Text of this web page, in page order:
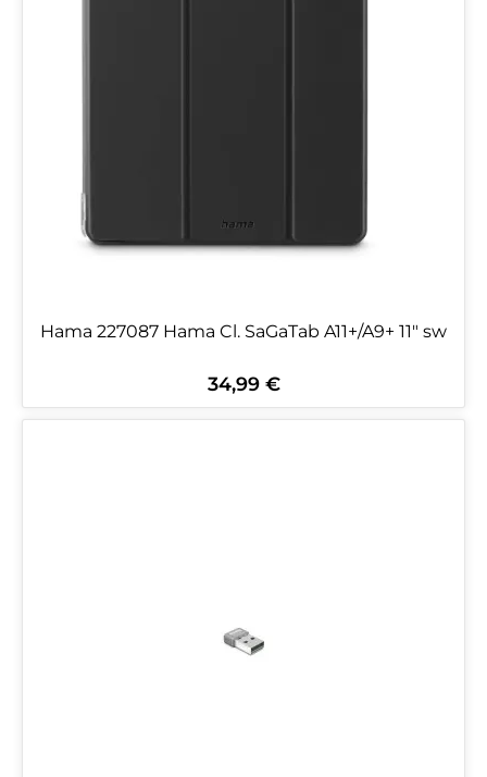
Hama 227087 Hama Cl. SaGaTab A11+/A9+ 11" sw
Regulärer Preis:
34,99 €